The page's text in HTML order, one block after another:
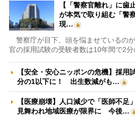
【「警察官離れ」に歯
が本気で取り組む「警
現…
警察庁が目下、頭を悩ませているの
官の採用試験の受験者数は10年間で2分
【安全・安心ニッポンの危機】採用
分の1以下に！ 出生数減がも…
【医療崩壊】人口減少で「医師不足
見舞われ地域医療が限界に 今後…